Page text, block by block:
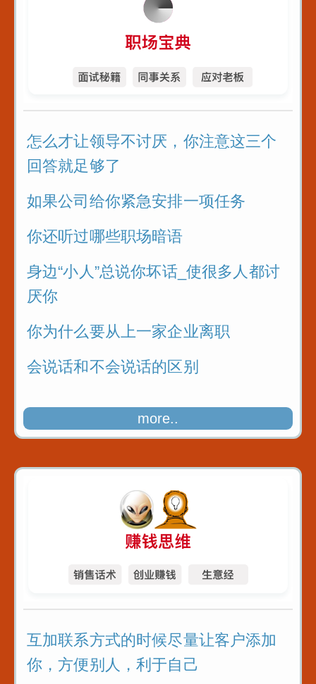
怎么才让领导不讨厌，你注意这三个
回答就足够了
如果公司给你紧急安排一项任务
你还听过哪些职场暗语
身边“小人”总说你坏话_使很多人都讨
厌你
你为什么要从上一家企业离职
会说话和不会说话的区别
more..
互加联系方式的时候尽量让客户添加
你，方便别人，利于自己